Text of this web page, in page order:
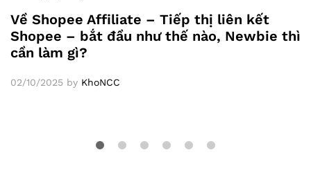
Về Shopee Affiliate – Tiếp thị liên kết
Shopee – bắt đầu như thế nào, Newbie thì
cần làm gì?
02/10/2025 by KhoNCC